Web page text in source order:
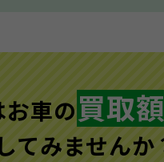
車の買取額
てみませんか